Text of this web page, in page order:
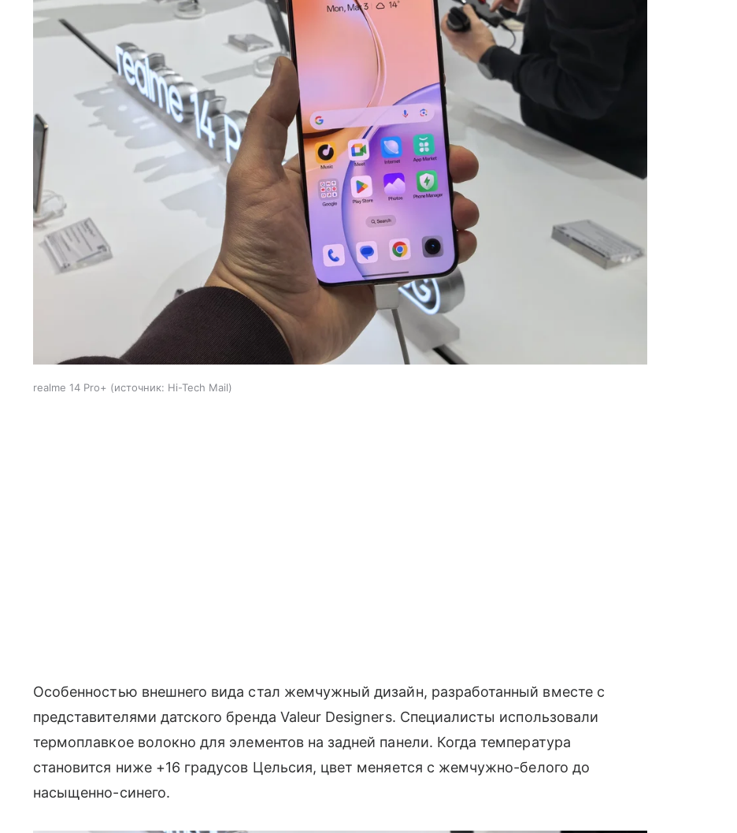
realme 14 Pro+ источник: Hi-Tech Mail
Особенностью внешнего вида стал жемчужный дизайн, разработанный вместе с
представителями датского бренда Valeur Designers. Специалисты использовали
термоплавкое волокно для элементов на задней панели. Когда температура
становится ниже +16 градусов Цельсия, цвет меняется с жемчужно-белого до
насыщенно-синего.